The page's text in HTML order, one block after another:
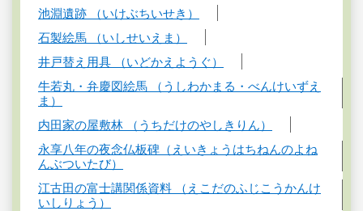
池淵遺跡 （いけぶちいせき）
石製絵馬 （いしせいえま）
井戸替え用具 （いどかえようぐ）
牛若丸・弁慶図絵馬 （うしわかまる・べんけいずえ
ま）
内田家の屋敷林 （うちだけのやしきりん）
永享八年の夜念仏板碑（えいきょうはちねんのよね
んぶついたび）
江古田の富士講関係資料 （えこだのふじこうかんけ
いしりょう）